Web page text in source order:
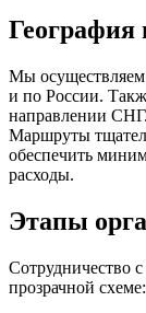
География
Мы осуществляем
и по России.
направлении СНГ.
Маршруты
обеспечить
расходы.
Этапы
Сотрудничество
прозрачной схеме: